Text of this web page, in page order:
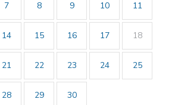
7 8 9 10 11
14 15 16 17 18
21 22 23 24 25
28 29 30